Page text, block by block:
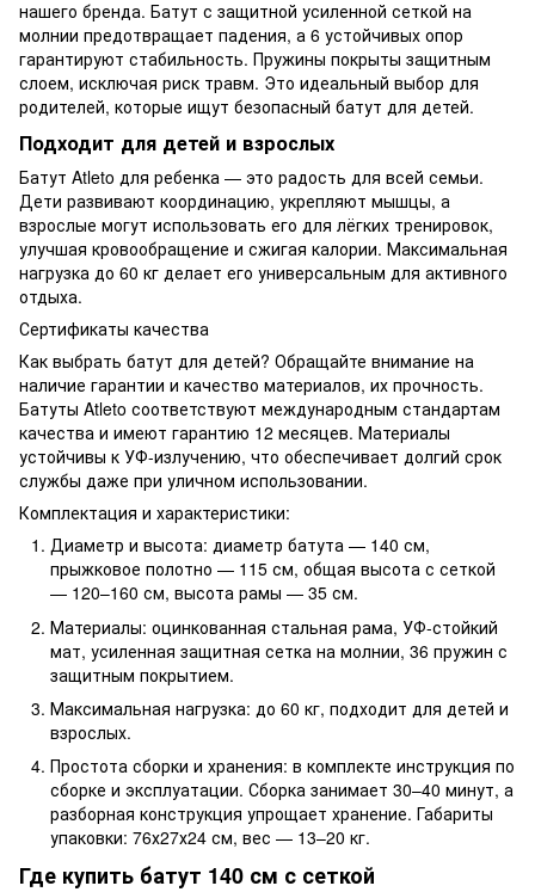
нашего бренда. Батут с защитной усиленной сеткой на
молнии предотвращает падения, а 6 устойчивых опор
гарантируют стабильность. Пружины покрыты защитным
слоем, исключая риск травм. Это идеальный выбор для
родителей, которые ищут безопасный батут для детей.
Подходит для детей и взрослых
Батут Atleto для ребенка — это радость для всей семьи.
Дети развивают координацию, укрепляют мышцы, а
взрослые могут использовать его для лёгких тренировок,
улучшая кровообращение и сжигая калории. Максимальная
нагрузка до 60 кг делает его универсальным для активного
отдыха.
Сертификаты качества
Как выбрать батут для детей? Обращайте внимание на
наличие гарантии и качество материалов, их прочность.
Батуты Atleto соответствуют международным стандартам
качества и имеют гарантию 12 месяцев. Материалы
устойчивы к УФ-излучению, что обеспечивает долгий срок
службы даже при уличном использовании.
Комплектация и характеристики:
Диаметр и высота: диаметр батута — 140 см,
прыжковое полотно — 115 см, общая высота с сеткой
— 120–160 см, высота рамы — 35 см.
Материалы: оцинкованная стальная рама, УФ-стойкий
мат, усиленная защитная сетка на молнии, 36 пружин с
защитным покрытием.
Максимальная нагрузка: до 60 кг, подходит для детей и
взрослых.
Простота сборки и хранения: в комплекте инструкция по
сборке и эксплуатации. Сборка занимает 30–40 минут, а
разборная конструкция упрощает хранение. Габариты
упаковки: 76х27х24 см, вес — 13–20 кг.
Где купить батут 140 см с сеткой